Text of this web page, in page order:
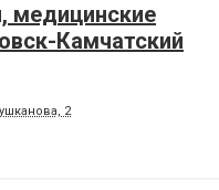
медицинские
Камчатский
2